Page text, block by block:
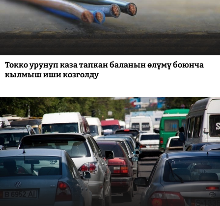
Токко урунуп каза тапкан баланын өлүмү боюнча
кылмыш иши козголду